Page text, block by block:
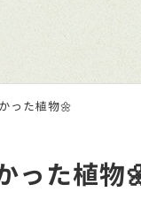
った植物🌼
った植物